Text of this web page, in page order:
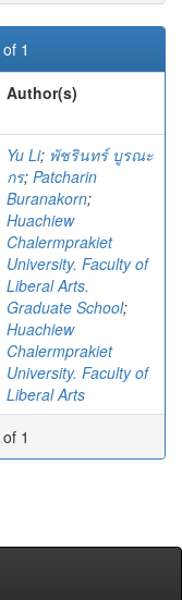
1
Author(s)
Yu Li; พัชรินทร์ บูรณะ
กร; Patcharin
Buranakorn;
Huachiew
Chalermprakiet
University. Faculty of
Liberal Arts.
Graduate School;
Huachiew
Chalermprakiet
University. Faculty of
Liberal Arts
1